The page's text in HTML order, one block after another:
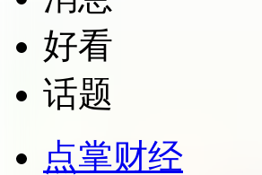
好看
话题
点掌财经